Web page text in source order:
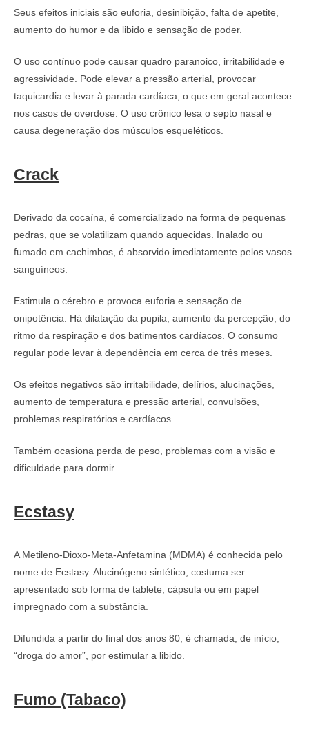
Seus efeitos iniciais são euforia, desinibição, falta de apetite,
aumento do humor e da libido e sensação de poder.
O uso contínuo pode causar quadro paranoico, irritabilidade e
agressividade. Pode elevar a pressão arterial, provocar
taquicardia e levar à parada cardíaca, o que em geral acontece
nos casos de overdose. O uso crônico lesa o septo nasal e
causa degeneração dos músculos esqueléticos.
Crack
Derivado da cocaína, é comercializado na forma de pequenas
pedras, que se volatilizam quando aquecidas. Inalado ou
fumado em cachimbos, é absorvido imediatamente pelos vasos
sanguíneos.
Estimula o cérebro e provoca euforia e sensação de
onipotência. Há dilatação da pupila, aumento da percepção, do
ritmo da respiração e dos batimentos cardíacos. O consumo
regular pode levar à dependência em cerca de três meses.
Os efeitos negativos são irritabilidade, delírios, alucinações,
aumento de temperatura e pressão arterial, convulsões,
problemas respiratórios e cardíacos.
Também ocasiona perda de peso, problemas com a visão e
dificuldade para dormir.
Ecstasy
A Metileno-Dioxo-Meta-Anfetamina (MDMA) é conhecida pelo
nome de Ecstasy. Alucinógeno sintético, costuma ser
apresentado sob forma de tablete, cápsula ou em papel
impregnado com a substância.
Difundida a partir do final dos anos 80, é chamada, de início,
“droga do amor”, por estimular a libido.
Fumo (Tabaco)